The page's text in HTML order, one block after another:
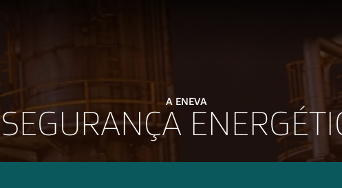
A ENEVA
SEGURANÇA